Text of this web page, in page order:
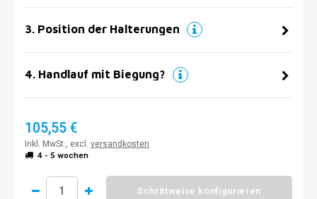
3. Position der Halterungen
4. Handlauf mit Biegung?
105,55 €
Inkl. MwSt., excl. versandkosten
4 - 5 wochen
Schrittweise konfigurieren